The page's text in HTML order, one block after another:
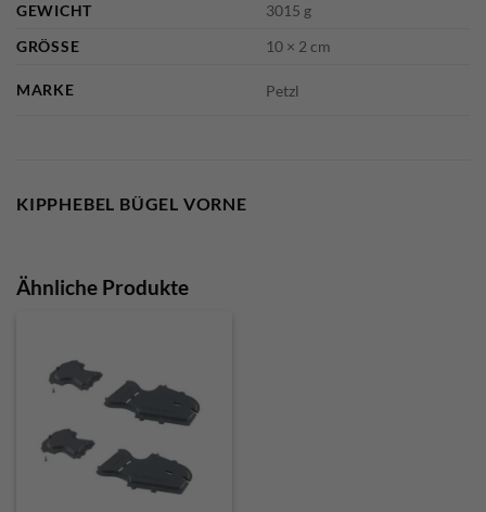
GEWICHT
3015 g
GRÖSSE
10 × 2 cm
MARKE Petzl
KIPPHEBEL BÜGEL VORNE
Ähnliche Produkte